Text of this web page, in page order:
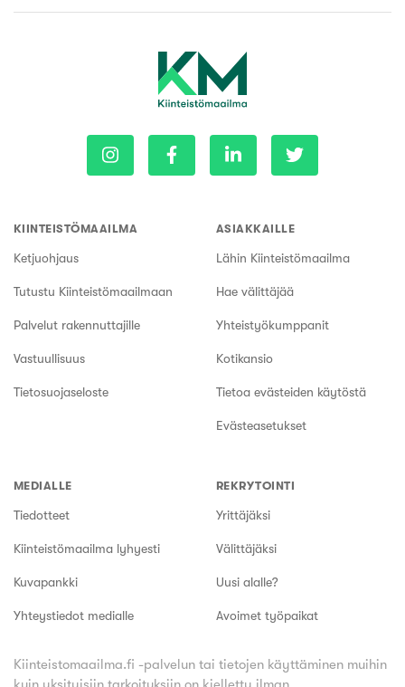
KIINTEISTÖMAAILMA
Ketjuohjaus
Tutustu Kiinteistömaailmaan
Palvelut rakennuttajille
Vastuullisuus
Tietosuojaseloste
ASIAKKAILLE
Lähin Kiinteistömaailma
Hae välittäjää
Yhteistyökumppanit
Kotikansio
Tietoa evästeiden käytöstä
Evästeasetukset
MEDIALLE
Tiedotteet
Kiinteistömaailma lyhyesti
Kuvapankki
Yhteystiedot medialle
REKRYTOINTI
Yrittäjäksi
Välittäjäksi
Uusi alalle?
Avoimet työpaikat
Kiinteistomaailma.fi -palvelun tai tietojen käyttäminen muihin